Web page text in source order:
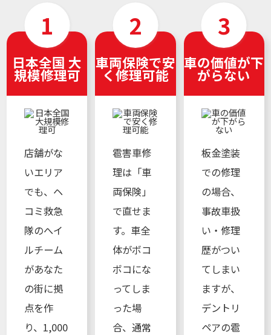
日本全国 大
規模修理可
店舗がな
いエリア
でも、ヘ
コミ救急
隊のへイ
ルチーム
があなた
の街に拠
点を作
り、1,000
車両保険で安
く修理可能
雹害車修
理は「車
両保険」
で直せま
す。車全
体がボコ
ボコにな
ってしま
った場
合、通常
車の価値が下
がらない
板金塗装
での修理
の場合、
事故車扱
い・修理
歴がつい
てしまい
ますが、
デントリ
ペアの雹